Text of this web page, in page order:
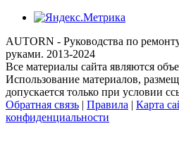
AUTORN - Руководства по
руками. 2013-2024
Все материалы сайта являются
Использование материалов,
допускается только при условии
Обратная связь | Правила | Карта
конфиденциальности